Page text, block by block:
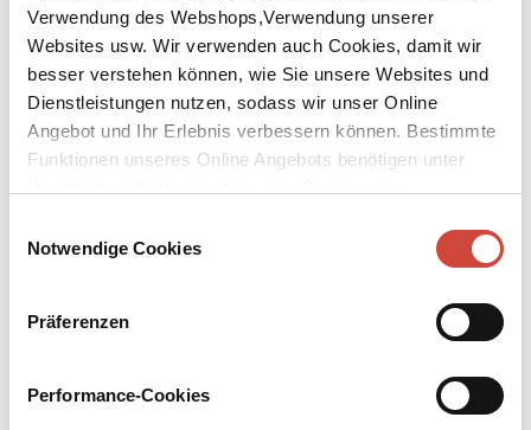
Verwendung des Webshops,Verwendung unserer
Websites usw. Wir verwenden auch Cookies, damit wir
besser verstehen können, wie Sie unsere Websites und
Dienstleistungen nutzen, sodass wir unser Online
Angebot und Ihr Erlebnis verbessern können. Bestimmte
Funktionen unseres Online Angebots benötigen unter
Notwendige Cookies
Präferenzen
Performance-Cookies
Download Bilddatei
Die Geschichten in uns
Vom Schreiben und vom Leben
Ein Buch wie eine persönliche Begegnung. Benedict Wells erzählt
von der Faszination des Schreibens und gibt einen tiefen Einblick in
Veröffentlichungen. Anhand eigener und anderer Werke zeigt er
anschaulich, wie ein Roman entsteht, was fesselnde Geschichten
berührendes, lebenskluges und humorvolles Buch – für alle, die
Literatur lieben oder selbst schreiben wollen. Mit einem neuen